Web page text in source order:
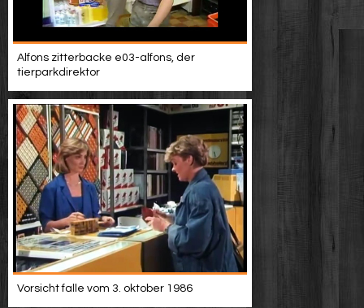
Alfons zitterbacke e03-alfons, der
tierparkdirektor
Vorsicht falle vom 3. oktober 1986